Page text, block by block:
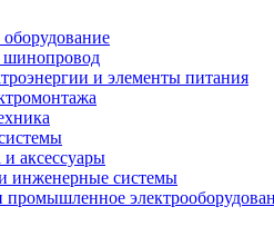
и элементы питания
аксессуары
инженерные системы
промышленное